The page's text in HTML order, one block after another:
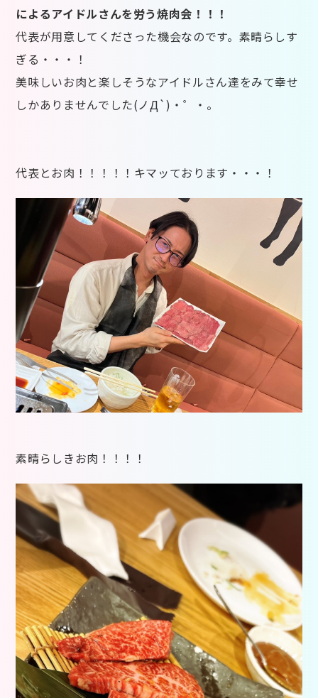
によるアイドルさんを労う焼肉会！！！
代表が用意してくださった機会なのです。素晴らしす
ぎる・・・！
美味しいお肉と楽しそうなアイドルさん達をみて幸せ
しかありませんでした(ノД`)・゜・。
代表とお肉！！！！！キマッております・・・！
素晴らしきお肉！！！！